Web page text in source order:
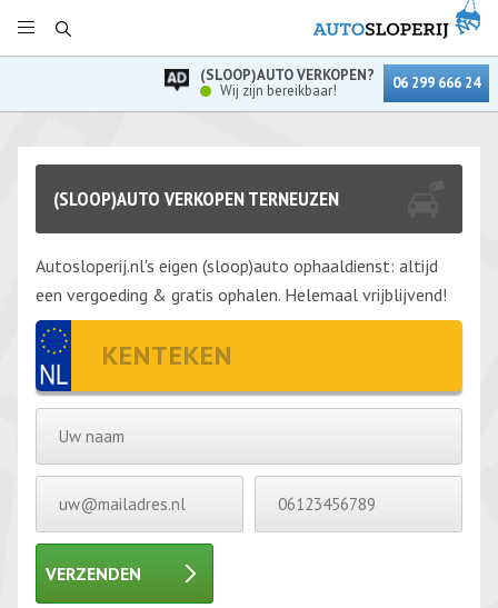
(SLOOP)AUTO VERKOPEN?
Wij zijn bereikbaar!
06 299 666 24
(SLOOP)AUTO VERKOPEN TERNEUZEN
Autosloperij.nl's eigen (sloop)auto ophaaldienst: altijd
een vergoeding & gratis ophalen. Helemaal vrijblijvend!
VERZENDEN